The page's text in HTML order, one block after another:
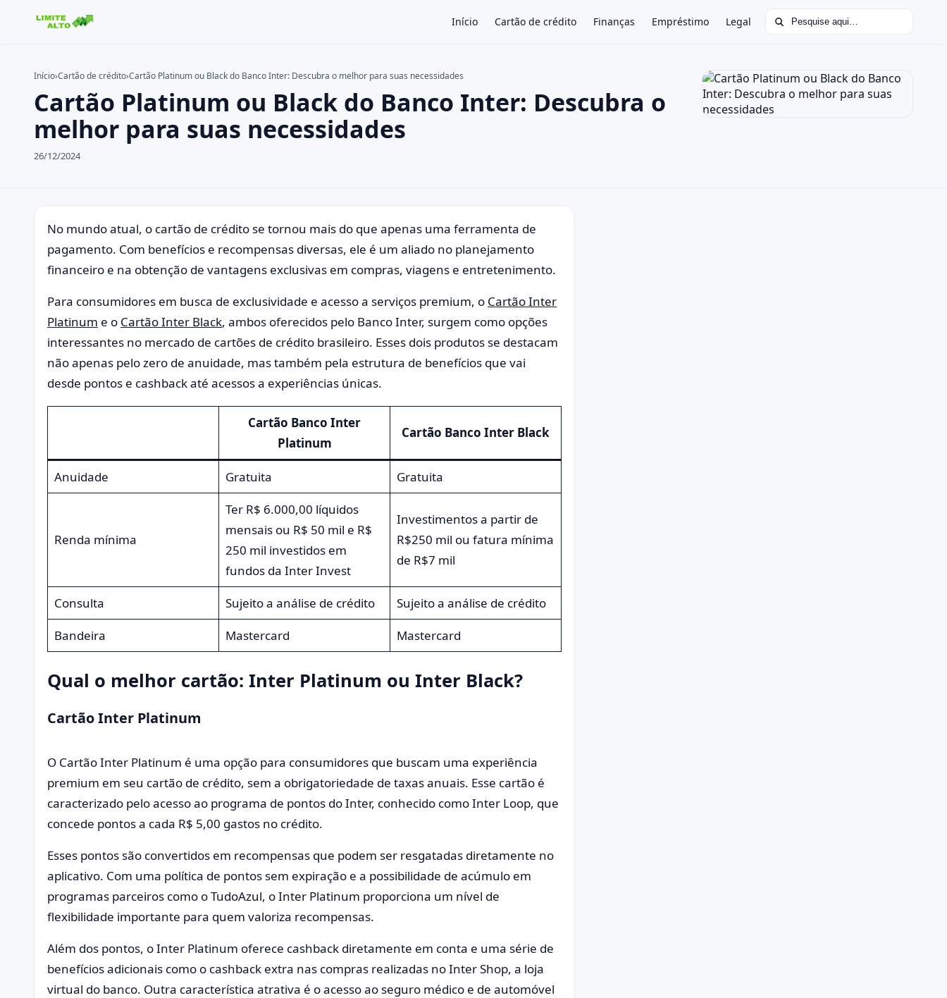
Início Cartão de crédito Finanças Empréstimo Legal Buscar por:
Buscar no site ×
Buscar por:
Pressione Enter para buscar ou ESC para fechar.
Início›Cartão de crédito›Cartão Platinum ou Black do Banco Inter: Descubra o melhor para suas necessidades
Cartão Platinum ou Black do Banco Inter: Descubra o
melhor para suas necessidades
26/12/2024
No mundo atual, o cartão de crédito se tornou mais do que apenas uma ferramenta de
pagamento. Com benefícios e recompensas diversas, ele é um aliado no planejamento
financeiro e na obtenção de vantagens exclusivas em compras, viagens e entretenimento.
Para consumidores em busca de exclusividade e acesso a serviços premium, o Cartão Inter
Platinum e o Cartão Inter Black, ambos oferecidos pelo Banco Inter, surgem como opções
interessantes no mercado de cartões de crédito brasileiro. Esses dois produtos se destacam
não apenas pelo zero de anuidade, mas também pela estrutura de benefícios que vai
desde pontos e cashback até acessos a experiências únicas.
Cartão Banco Inter
Platinum
Cartão Banco Inter Black
Anuidade Gratuita Gratuita
Renda mínima
Ter R$ 6.000,00 líquidos
mensais ou R$ 50 mil e R$
250 mil investidos em
fundos da Inter Invest
Investimentos a partir de
R$250 mil ou fatura mínima
de R$7 mil
Consulta Sujeito a análise de crédito
Sujeito a análise de crédito
Bandeira
Mastercard Mastercard
Qual o melhor cartão: Inter Platinum ou Inter Black?
Cartão Inter Platinum
O Cartão Inter Platinum é uma opção para consumidores que buscam uma experiência
premium em seu cartão de crédito, sem a obrigatoriedade de taxas anuais. Esse cartão é
caracterizado pelo acesso ao programa de pontos do Inter, conhecido como Inter Loop, que
concede pontos a cada R$ 5,00 gastos no crédito.
Esses pontos são convertidos em recompensas que podem ser resgatadas diretamente no
aplicativo. Com uma política de pontos sem expiração e a possibilidade de acúmulo em
programas parceiros como o TudoAzul, o Inter Platinum proporciona um nível de
flexibilidade importante para quem valoriza recompensas.
Além dos pontos, o Inter Platinum oferece cashback diretamente em conta e uma série de
benefícios adicionais como o cashback extra nas compras realizadas no Inter Shop, a loja
virtual do banco. Outra característica atrativa é o acesso ao seguro médico e de automóvel